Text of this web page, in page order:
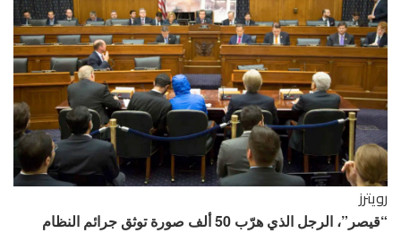
رويترز
“قيصر”، الرجل الذي هرّب 50 ألف صورة توثق جرائم النظام